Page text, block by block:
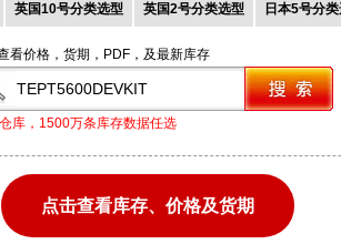
英国10号分类选型 英国2号分类选型 日本5号分
看价格，货期，PDF，及最新库存
库，1500万条库存数据任选
点击查看库存、价格及货期